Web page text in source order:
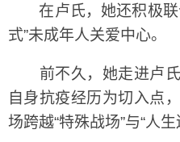
在卢氏，她还积极联
式”未成年人关爱中心。
前不久，她走进卢氏
自身抗疫经历为切入点
场跨越“特殊战场”与“人生